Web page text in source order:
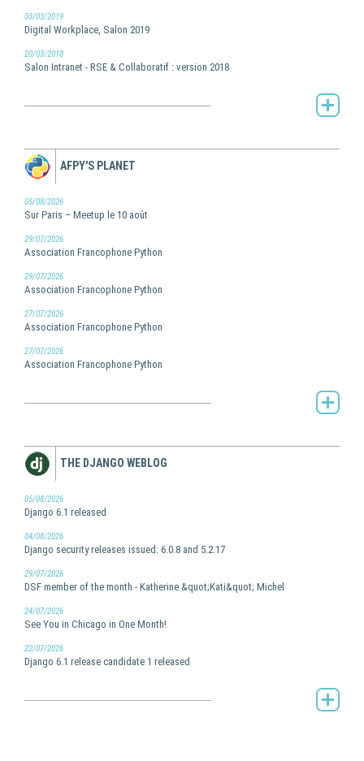
03/03/2019
Digital Workplace, Salon 2019
20/03/2018
Salon Intranet - RSE & Collaboratif : version 2018
AFPY'S PLANET
05/08/2026
Sur Paris – Meetup le 10 août
29/07/2026
Association Francophone Python
29/07/2026
Association Francophone Python
27/07/2026
Association Francophone Python
27/07/2026
Association Francophone Python
THE DJANGO WEBLOG
05/08/2026
Django 6.1 released
04/08/2026
Django security releases issued: 6.0.8 and 5.2.17
29/07/2026
DSF member of the month - Katherine &quot;Kati&quot; Michel
24/07/2026
See You in Chicago in One Month!
22/07/2026
Django 6.1 release candidate 1 released